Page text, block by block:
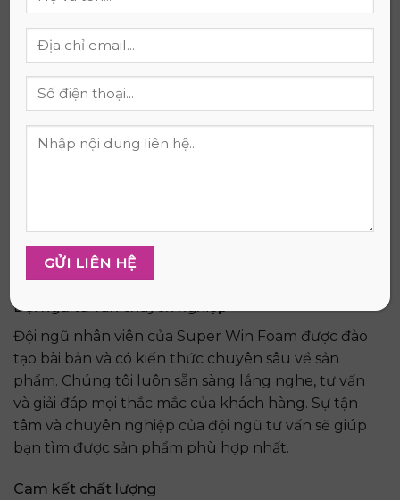
Sử dụng ga bảo vệ nệm để hạn chế bụi bẩn và
vết ố bám trên bề mặt nệm.
Tránh để nệm tiếp xúc trực tiếp với ánh nắng
mặt trời trong thời gian dài để tránh làm giảm
tuổi thọ của nệm.
Không nên để vật nặng lên trên nệm trong
Chính sách bán hàng và dịch vụ khách
hàng
Đội ngũ tư vấn chuyên nghiệp
Đội ngũ nhân viên của Super Win Foam được đào
tạo bài bản và có kiến thức chuyên sâu về sản
phẩm. Chúng tôi luôn sẵn sàng lắng nghe, tư vấn
và giải đáp mọi thắc mắc của khách hàng. Sự tận
tâm và chuyên nghiệp của đội ngũ tư vấn sẽ giúp
bạn tìm được sản phẩm phù hợp nhất.
Cam kết chất lượng